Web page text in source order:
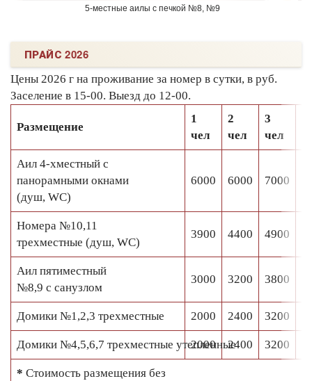
5-местные аилы с печкой №8, №9
ПРАЙС 2026
Цены 2026 г на проживание за номер в сутки, в руб.
Заселение в 15-00. Выезд до 12-00.
Размещение
1
чел
2
чел
3
чел
Аил 4-хместный с
панорамными окнами
(душ, WC)
6000 6000 7000
Номера №10,11
трехместные (душ, WC)
3900 4400 4900
Аил пятиместный
№8,9 с санузлом
3000 3200 3800
Домики №1,2,3 трехместные 2000 2400 3200
Домики №4,5,6,7 трехместные утепленные
2000 2400 3200
* Cтоимость размещения без